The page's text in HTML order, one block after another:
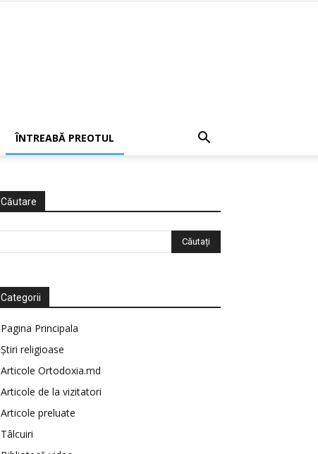
ÎNTREABĂ PREOTUL
Căutare
Categorii
Pagina Principala
Știri religioase
Articole Ortodoxia.md
Articole de la vizitatori
Articole preluate
Tâlcuiri